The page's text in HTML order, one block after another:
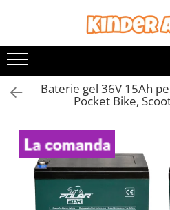
Toate Produsele
Produse in stoc
Masinute electrice
Motociclete electrice
ATV & UTV Electrice
Vehicule electrice adulti
Vehicule speciale copii
Motociclete Drift-Trike
Masinute electrice Mercedes
Baterie gel 36V 15Ah
Pocket Bike,